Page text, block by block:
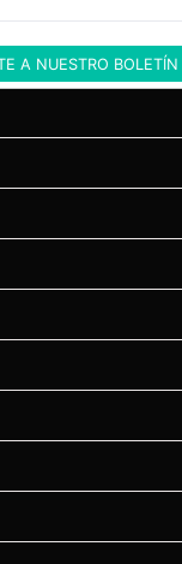
A NUESTRO